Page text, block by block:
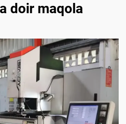
doir maqola